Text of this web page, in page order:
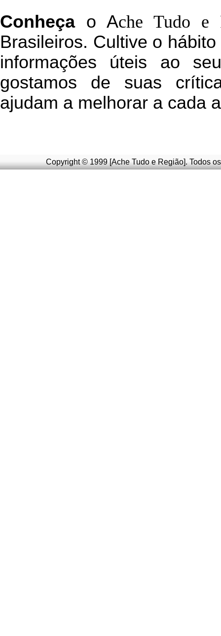
Conheçao Ache Tudo e
Brasileiros. Cultive o
informações úteis ao
gostamos de suas
ajudam a melhorar a cada
Copyright © 1999 [Ache Tudo e Região]. Todos